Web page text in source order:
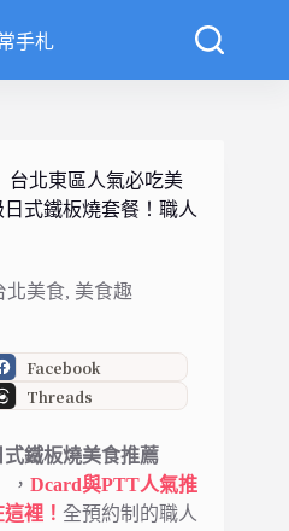
手札
台北東區人氣必吃美
式鐵板燒套餐！職人
北美食, 美食趣
Facebook
Threads
鐵板燒美食推薦
， Dcard與PTT人氣推
裡！ 全預約制的職人